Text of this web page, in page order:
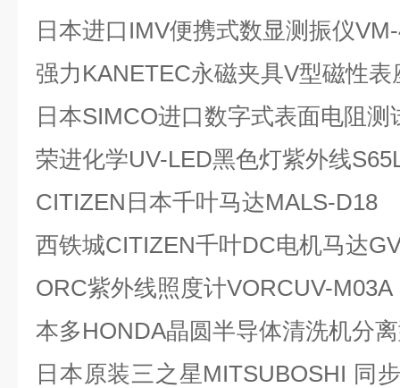
日本进口IMV便携式数显测振仪
强力KANETEC永磁夹具V型磁性表
日本SIMCO进口数字式表面电阻测
荣进化学UV-LED黑色灯紫外线
CITIZEN日本千叶马达MALS-D18
西铁城CITIZEN千叶DC电机马达
ORC紫外线照度计VORCUV-M03A
本多HONDA晶圆半导体清洗机分
日本原装三之星MITSUBOSHI 同